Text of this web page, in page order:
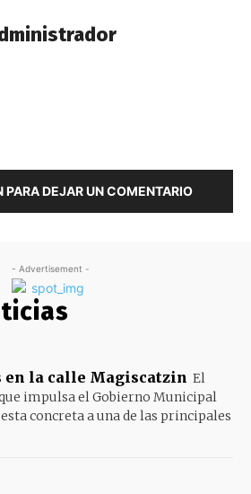
PARA DEJAR UN COMENTARIO
- Advertisement -
en la calle Magiscatzin El
impulsa el Gobierno Municipal
concreta a una de las principales